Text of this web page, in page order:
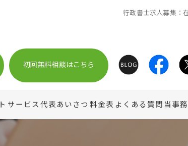
行政書士求人募集：
初回無料相談はこちら
サービス 代表あいさつ 料金表 よくある質問 当事
在